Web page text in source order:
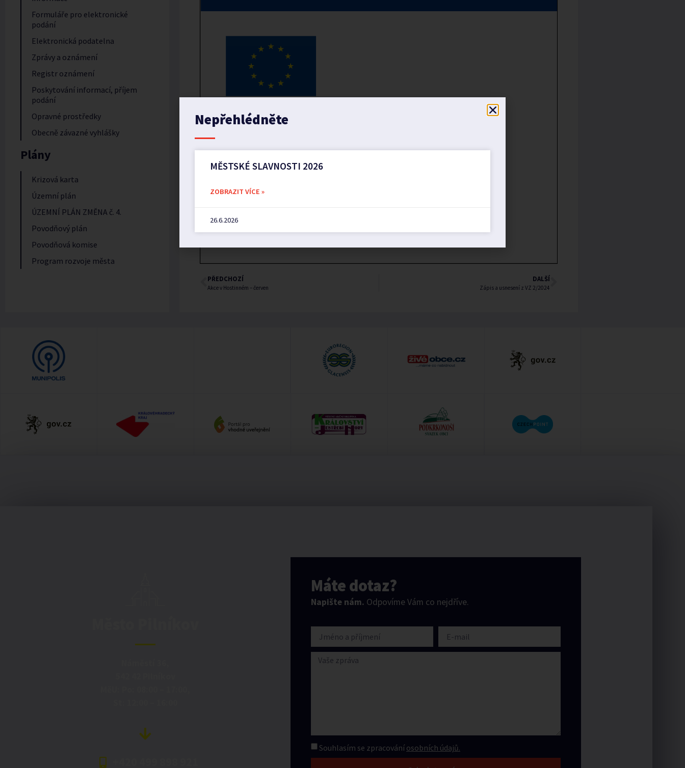
Formuláře pro elektronické
podání
Elektronická podatelna
Zprávy a oznámení
Registr oznámení
Poskytování informací, příjem
podání
Opravné prostředky
Obecně závazné vyhlášky
Plány
Krizová karta
Územní plán
ÚZEMNÍ PLÁN ZMĚNA č. 4.
Povodňový plán
Povodňová komise
Program rozvoje města
PŘEDCHOZÍ
Akce v Hostinném – červen
DALŠÍ
Zápis a usnesení z VZ 2/2024
Máte dotaz?
Napište nám. Odpovíme Vám co nejdříve.
Souhlasím se zpracování osobních údajů.
Nepřehlédněte
MĚSTSKÉ SLAVNOSTI 2026
ZOBRAZIT VÍCE »
26.6.2026